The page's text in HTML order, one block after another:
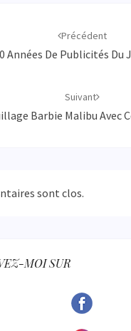
Précédent
Années De Publicités Du
Suivant
Barbie Malibu Avec
sont clos.
MOI SUR